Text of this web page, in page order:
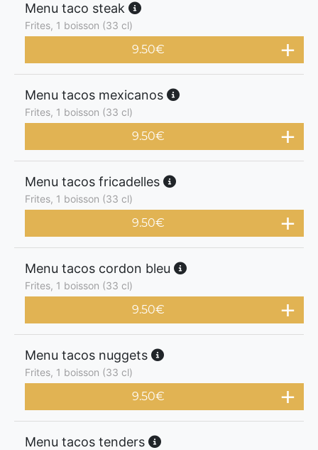
Menu taco steak
Frites, 1 boisson (33 cl)
9.50€
Menu tacos mexicanos
Frites, 1 boisson (33 cl)
9.50€
Menu tacos fricadelles
Frites, 1 boisson (33 cl)
9.50€
Menu tacos cordon bleu
Frites, 1 boisson (33 cl)
9.50€
Menu tacos nuggets
Frites, 1 boisson (33 cl)
9.50€
Menu tacos tenders